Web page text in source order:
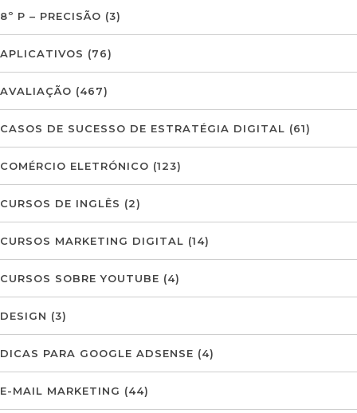
8º P – PRECISÃO (3)
APLICATIVOS (76)
AVALIAÇÃO (467)
CASOS DE SUCESSO DE ESTRATÉGIA DIGITAL (61)
COMÉRCIO ELETRÓNICO (123)
CURSOS DE INGLÊS (2)
CURSOS MARKETING DIGITAL (14)
CURSOS SOBRE YOUTUBE (4)
DESIGN (3)
DICAS PARA GOOGLE ADSENSE (4)
E-MAIL MARKETING (44)